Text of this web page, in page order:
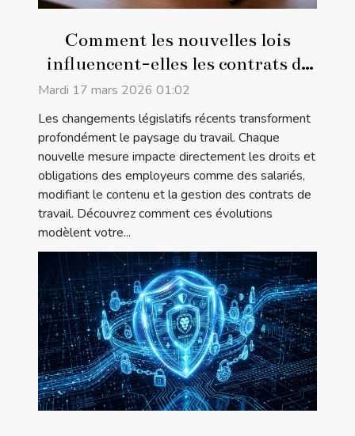
Comment les nouvelles lois
influencent-elles les contrats de
travail ?
Mardi 17 mars 2026 01:02
Les changements législatifs récents transforment
profondément le paysage du travail. Chaque
nouvelle mesure impacte directement les droits et
obligations des employeurs comme des salariés,
modifiant le contenu et la gestion des contrats de
travail. Découvrez comment ces évolutions
modèlent votre...